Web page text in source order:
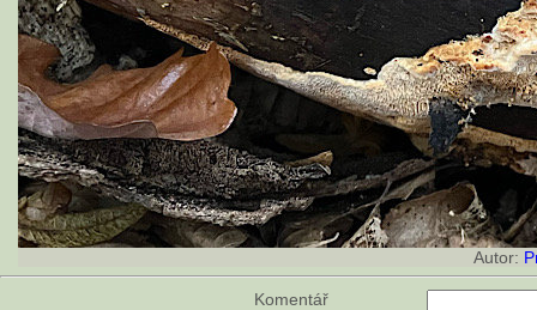
Autor:
Komentář